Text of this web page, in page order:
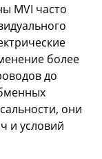
MVI часто
более
до
они
и условий